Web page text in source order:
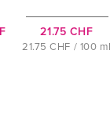
21.75 CHF
21.75 CHF / 100 ml